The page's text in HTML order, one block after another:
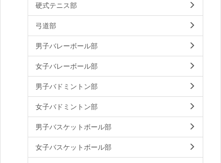
硬式テニス部
弓道部
男子バレーボール部
女子バレーボール部
男子バドミントン部
女子バドミントン部
男子バスケットボール部
女子バスケットボール部